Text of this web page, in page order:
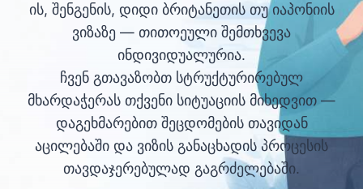
ის, შენგენის, დიდი ბრიტანეთის თუ იაპონიის
ვიზაზე — თითოეული შემთხვევა
ინდივიდუალურია.
ჩვენ გთავაზობთ სტრუქტურირებულ
მხარდაჭერას თქვენი სიტუაციის მიხედვით —
დაგეხმარებით შეცდომების თავიდან
აცილებაში და ვიზის განაცხადის პროცესის
თავდაჯერებულად გაგრძელებაში.